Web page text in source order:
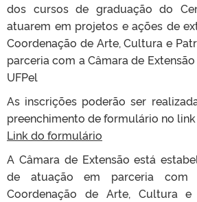
dos cursos de graduação do
atuarem em projetos e ações de
Coordenação de Arte, Cultura e
parceria com a Câmara de
UFPel
As inscrições poderão ser
preenchimento de formulário no
Link do formulário
A Câmara de Extensão está
de atuação em parceria com
Coordenação de Arte, Cultura e